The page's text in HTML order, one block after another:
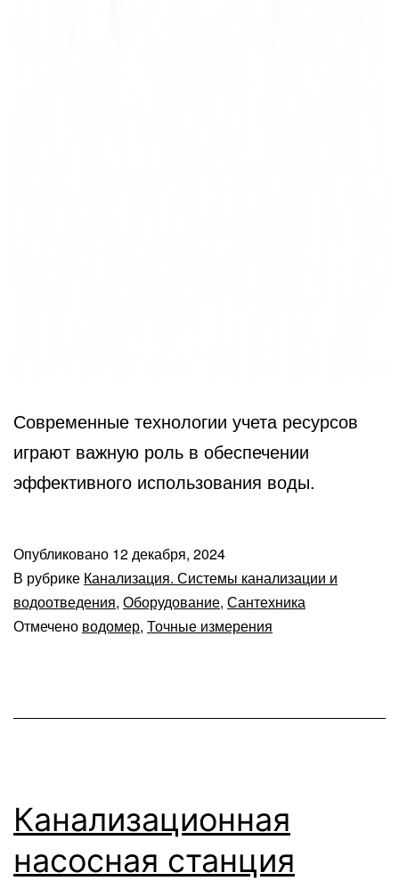
Современные технологии учета ресурсов
играют важную роль в обеспечении
эффективного использования воды.
Опубликовано 12 декабря, 2024
В рубрике Канализация. Системы канализации и
водоотведения, Оборудование, Сантехника
Отмечено водомер, Точные измерения
Канализационная
насосная станция